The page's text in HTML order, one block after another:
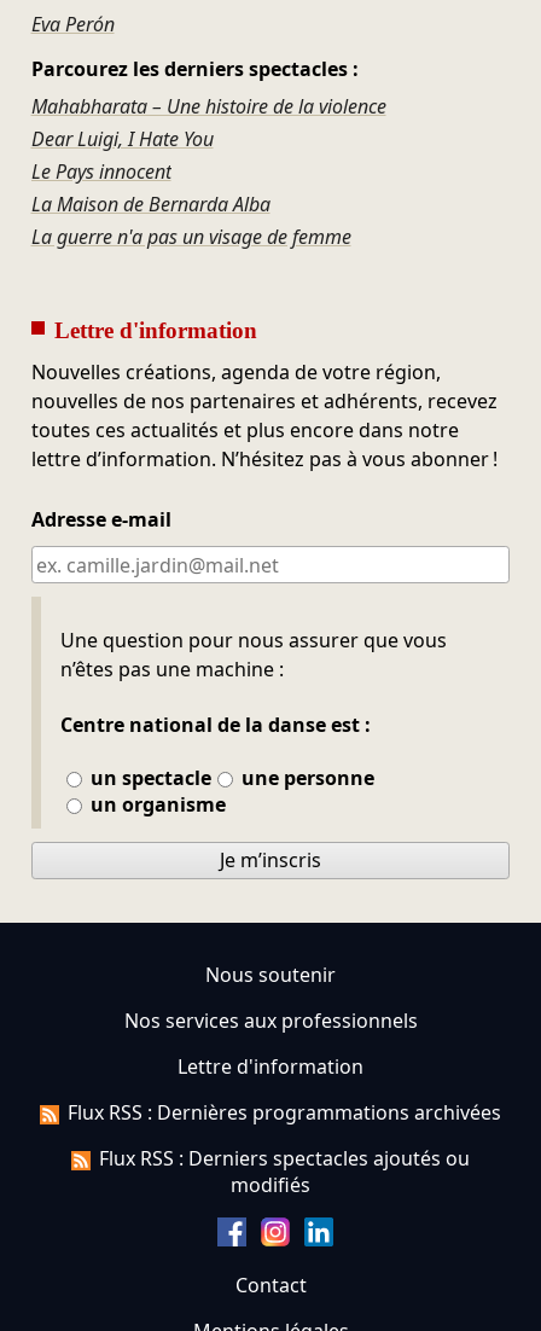
Eva Perón
Parcourez les derniers spectacles :
Mahabharata – Une histoire de la violence
Dear Luigi, I Hate You
Le Pays innocent
La Maison de Bernarda Alba
La guerre n'a pas un visage de femme
Lettre d'information
Nouvelles créations, agenda de votre région,
nouvelles de nos partenaires et adhérents, recevez
toutes ces actualités et plus encore dans notre
lettre d’information. N’hésitez pas à vous abonner !
Adresse e-mail
Une question pour nous assurer que vous
n’êtes pas une machine :
Centre national de la danse est :
un spectacle
une personne
un organisme
Ne pas remplir
Je m’inscris
Nous soutenir
Nos services aux professionnels
Lettre d'information
Flux RSS : Dernières programmations archivées
Flux RSS : Derniers spectacles ajoutés ou
modifiés
Contact